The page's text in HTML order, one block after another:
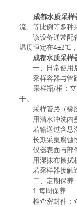
成都水质采样
流、等比例等多种
该设备通常配备
温度恒定在4±2℃
成都水质采样
一、日常使用后
采样容器与管
采样瓶/桶：立即
干。
采样管路（橡胶
用清水冲洗内壁
若输送过含悬浮
长期采集腐蚀性
仪器表面与部
用湿抹布擦拭机
若采样器接触过
二、定期保养（
1.每周保养
检查密封件：查